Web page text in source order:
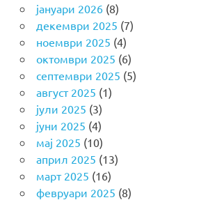
јануари 2026(8)
декември 2025 (7)
ноември 2025 (4)
октомври 2025 (6)
септември 2025 (5)
август 2025 (1)
јули 2025 (3)
јуни 2025 (4)
мај 2025 (10)
април 2025 (13)
март 2025 (16)
февруари 2025 (8)